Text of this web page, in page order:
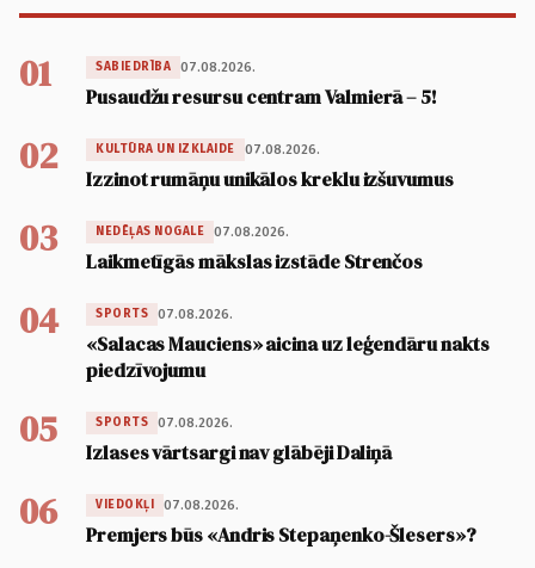
01 SABIEDRĪBA 07.08.2026.
Pusaudžu resursu centram Valmierā – 5!
02 KULTŪRA UN IZKLAIDE 07.08.2026.
Izzinot rumāņu unikālos kreklu izšuvumus
03 NEDĒĻAS NOGALE 07.08.2026.
Laikmetīgās mākslas izstāde Strenčos
04 SPORTS 07.08.2026.
«Salacas Mauciens» aicina uz leģendāru nakts
piedzīvojumu
05 SPORTS 07.08.2026.
Izlases vārtsargi nav glābēji Daliņā
06 VIEDOKĻI 07.08.2026.
Premjers būs «Andris Stepaņenko-Šlesers»?